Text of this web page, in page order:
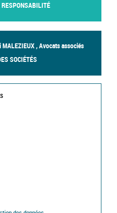
, Avocats associés
SOCIÉTÉS